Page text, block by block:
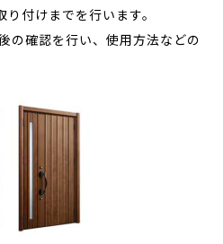
付けまでを行います。
の確認を行い、使用方法などの